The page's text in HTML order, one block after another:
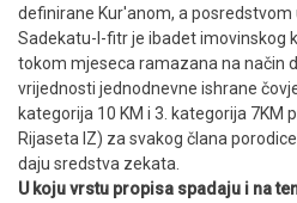
definirane Kur'anom, a posredstvom
Sadekatu-l-fitr je ibadet imovinskog
tokom mjeseca ramazana na način
vrijednosti jednodnevne ishrane
kategorija 10 KM i 3. kategorija 7KM
Rijaseta IZ) za svakog člana
daju sredstva zekata.
U koju vrstu propisa spadaju i na